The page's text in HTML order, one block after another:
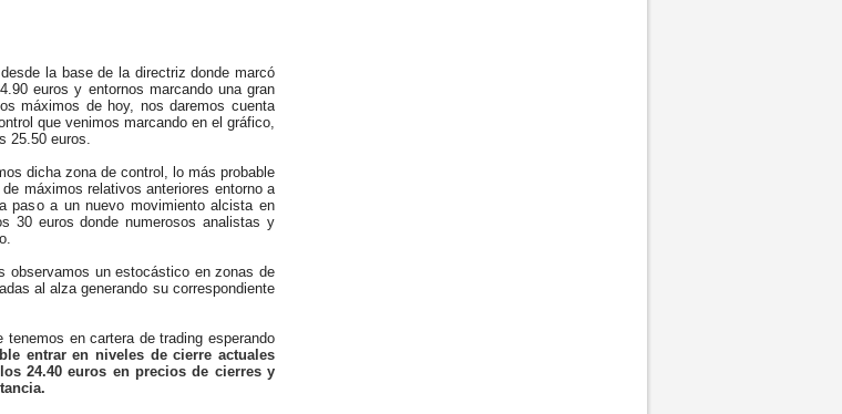
la base de la directriz donde marcó
euros y entornos marcando una gran
máximos de hoy, nos daremos cuenta
que venimos marcando en el gráfico,
25.50 euros.
dicha zona de control, lo más probable
máximos relativos anteriores entorno a
paso a un nuevo movimiento alcista en
30 euros donde numerosos analistas y
observamos un estocástico en zonas de
al alza generando su correspondiente
en cartera de trading esperando
entrar en niveles de cierre actuales
24.40 euros en precios de cierres y